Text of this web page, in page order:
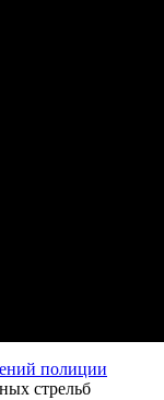
полиции
стрельб